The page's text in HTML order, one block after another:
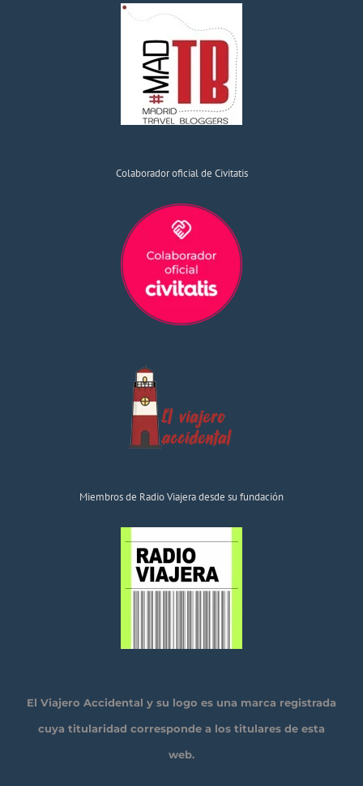
Colaborador oficial de Civitatis
Miembros de Radio Viajera desde su fundación
El Viajero Accidental y su logo es una marca registrada
cuya titularidad corresponde a los titulares de esta
web.